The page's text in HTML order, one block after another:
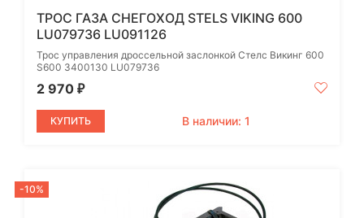
ТРОС ГАЗА СНЕГОХОД STELS VIKING 600
LU079736 LU091126
Трос управления дроссельной заслонкой Стелс Викинг 600
S600 3400130 LU079736
2 970 ₽
КУПИТЬ В наличии: 1
-10%